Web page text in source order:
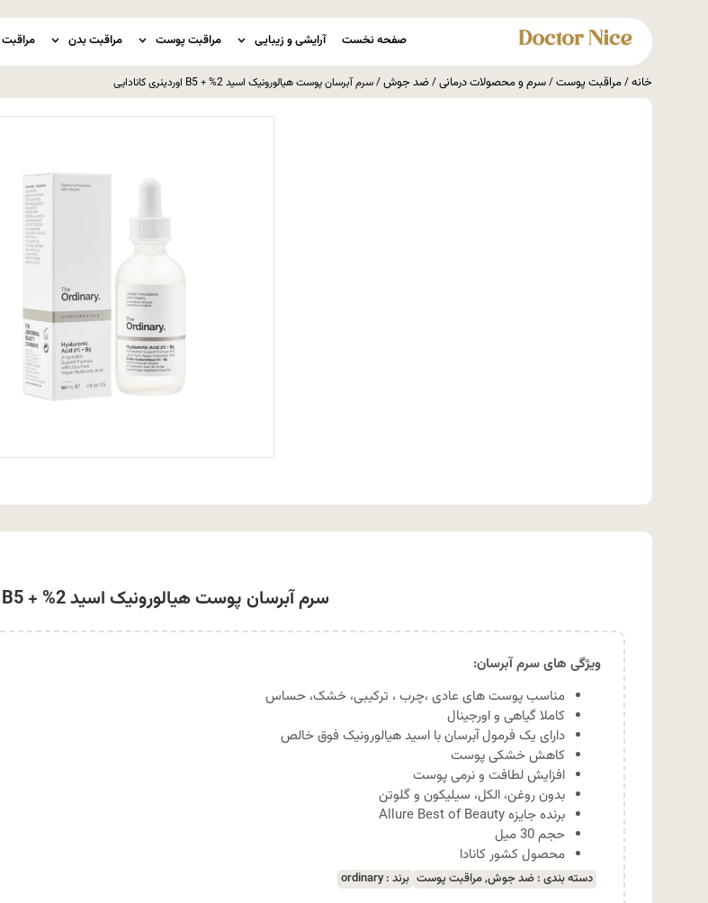
صفحه نخست آرایشی و زیبایی مراقبت پوست مراقبت بدن
خانه/مراقبت پوست/سرم و محصولات درمانی/ضد جوش/ سرم آبرسان پوست هیالورونیک اسید 2% + B5 اوردینری کانادایی
سرم آبرسان پوست هیالورونیک اسید 2% + B5 اوردینری کانادایی
ویژگی های سرم آبرسان:
مناسب پوست های عادی ،چرب ، ترکیبی، خشک، حساس
کاملا گیاهی و اورجینال
دارای یک فرمول آبرسان با اسید هیالورونیک فوق خالص
کاهش خشکی پوست
افزایش لطافت و نرمی پوست
بدون روغن، الکل، سیلیکون و گلوتن
برنده جایزه Allure Best of Beauty
حجم 30 میل
محصول کشور کانادا
دسته بندی : ضد جوش,مراقبت پوست برند : ordinary